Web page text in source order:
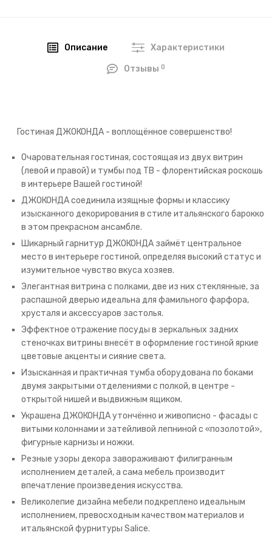
Описание Характеристики
Отзывы0
Гостиная ДЖОКОНДА - воплощённое совершенство!
Очаровательная гостиная, состоящая из двух витрин
(левой и правой) и тумбы под ТВ - флорентийская роскошь
в интерьере Вашей гостиной!
ДЖОКОНДА соединила изящные формы и классику
изысканного декорирования в стиле итальянского барокко
в этом прекрасном ансамбле.
Шикарный гарнитур ДЖОКОНДА займёт центральное
место в интерьере гостиной, определяя высокий статус и
изумительное чувство вкуса хозяев.
Элегантная витрина с полками, две из них стеклянные, за
распашной дверью идеальна для фамильного фарфора,
хрусталя и аксессуаров застолья.
Эффектное отражение посуды в зеркальных задних
стеночках витрины внесёт в оформление гостиной яркие
цветовые акценты и сияние света.
Изысканная и практичная тумба оборудована по боками
двумя закрытыми отделениями с полкой, в центре -
открытой нишей и выдвижным ящиком.
Украшена ДЖОКОНДА утончённо и живописно - фасады с
витыми колоннами и затейливой лепниной с «позолотой»,
фигурные карнизы и ножки.
Резные узоры декора завораживают филигранным
исполнением деталей, а сама мебель производит
впечатление произведения искусства.
Великолепие дизайна мебели подкреплено идеальным
исполнением, превосходным качеством материалов и
итальянской фурнитуры Salice.